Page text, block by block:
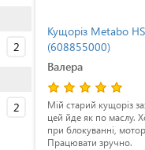
2
2
Кущоріз Metabo
(608855000)
Валера
Мій старий кущоріз
цей йде як по маслу.
при блокуванні,
Працювати зручно.